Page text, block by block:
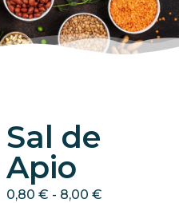
Sal de
Apio
0,80 € - 8,00 €